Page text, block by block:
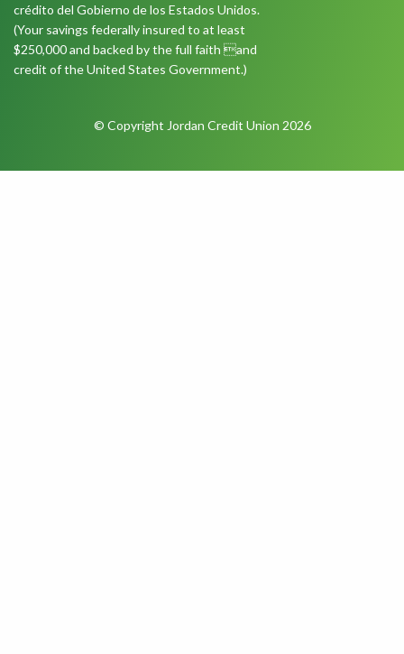
crédito del Gobierno de los Estados Unidos.
(Your savings federally insured to at least
$250,000 and backed by the full faith and
credit of the United States Government.)
© Copyright Jordan Credit Union 2026